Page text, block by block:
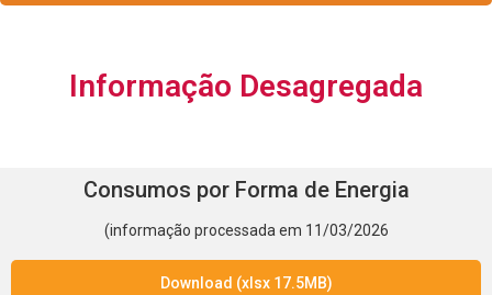
Informação Desagregada
Consumos por Forma de Energia
(informação processada em 11/03/2026
Download (xlsx 17.5MB)